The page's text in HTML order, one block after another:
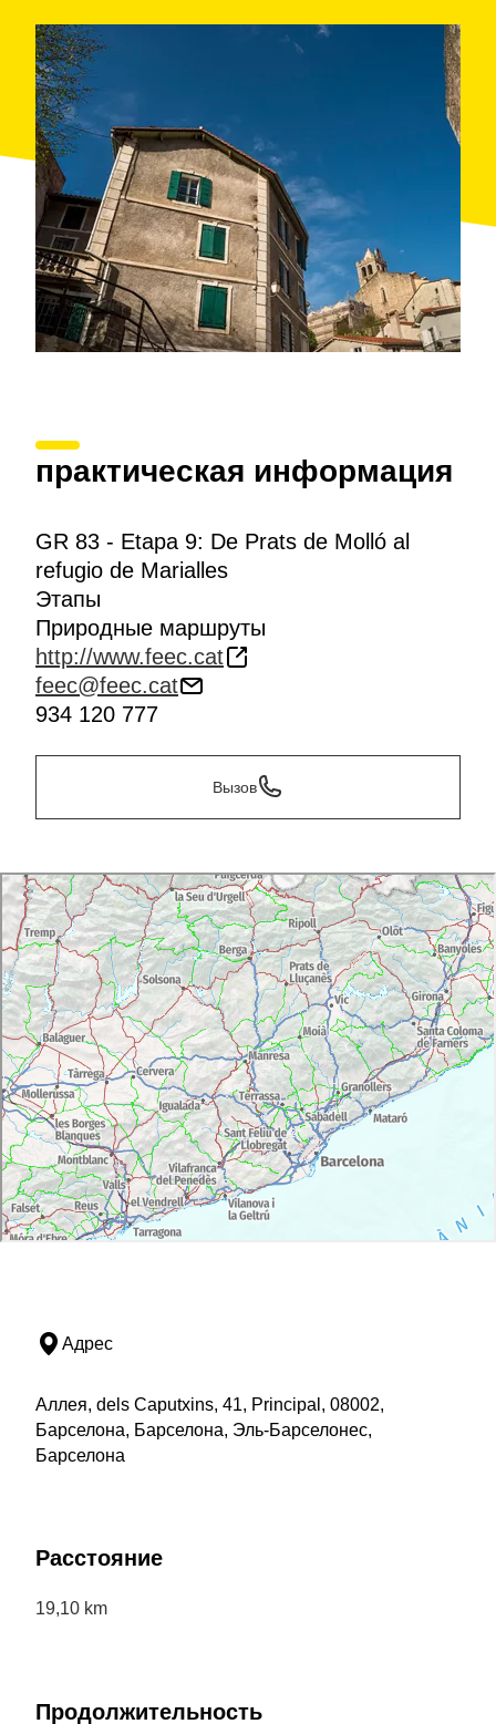
практическая информация
GR 83 - Etapa 9: De Prats de Molló al
refugio de Marialles
Этапы
Природные маршруты
http://www.feec.cat
feec@feec.cat
934 120 777
Вызов
Адрес
Аллея, dels Caputxins, 41, Principal, 08002,
Барселона, Барселона, Эль-Барселонес,
Барселона
Расстояние
19,10 km
Продолжительность